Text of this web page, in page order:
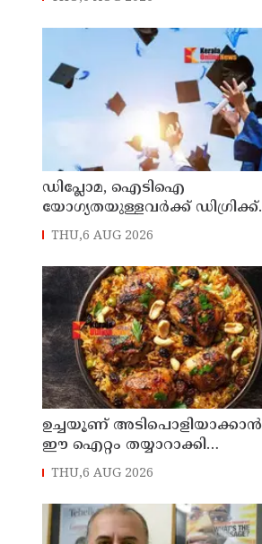
ഡിപ്ലോമ, ഐടിഐ
യോഗ്യതയുള്ളവര്‍ക്ക് ഡിഗ്രിക്ക്
പ്രവേശനം ; ബിരുദ
പ്രവേശനത്തിന് പ്ലസ് ടു
നിര്‍ബന്ധമില്ല; ഉത്തരവ്
പുറത്തിറക്കി ഉന്നത വിദ്യാഭ്യാസ
വകുപ്പ്
THU,6 AUG 2026
ഉച്ചയൂണ് അടിപൊളിയാക്കാൻ
ഈ ഐറ്റം തയ്യാറാക്കി
നോക്കൂ...
THU,6 AUG 2026